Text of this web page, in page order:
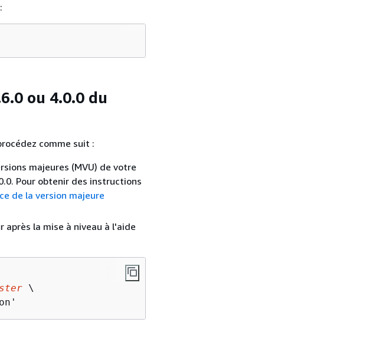
ou 4.0.0 du
comme suit :
majeures (MVU) de votre
Pour obtenir des instructions
de la version majeure
après la mise à niveau à l'aide
\